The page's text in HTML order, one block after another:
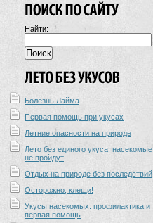
Найти:
Болезнь Лайма
Первая помощь при укусах
Летние опасности на природе
Лето без единого укуса: насекомые
не пройдут
Отдых на природе без последствий
Осторожно, клещи!
Укусы насекомых: профилактика и
первая помощь